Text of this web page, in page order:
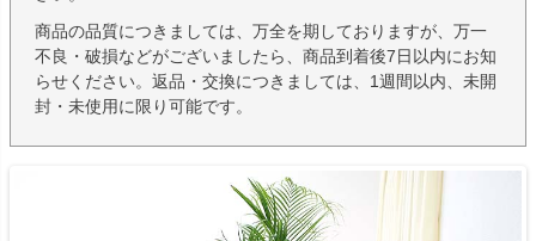
商品の品質につきましては、万全を期しておりますが、万一
不良・破損などがございましたら、商品到着後7日以内にお知
らせください。返品・交換につきましては、1週間以内、未開
封・未使用に限り可能です。